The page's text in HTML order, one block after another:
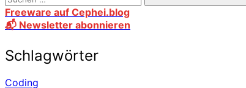
Freeware auf Cephei.blog
📬 Newsletter abonnieren
Schlagwörter
Coding